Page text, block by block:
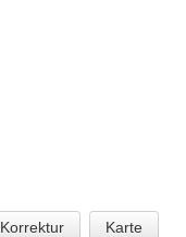
Korrektur Karte